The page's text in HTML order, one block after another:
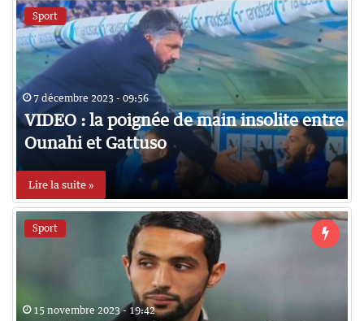
Sport
7 décembre 2023 - 09:56
VIDEO : la poignée de main insolite entre
Ounahi et Gattuso
Lire la suite »
Sport
15 novembre 2023 - 19:42